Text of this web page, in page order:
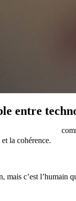
entre
la cohérence.
mais c’est l’humain